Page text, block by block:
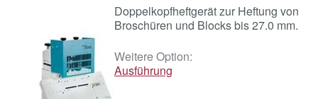
Doppelkopfheftgerät zur Heftung von
Broschüren und Blocks bis 27.0 mm.
Weitere Option:
Ausführung